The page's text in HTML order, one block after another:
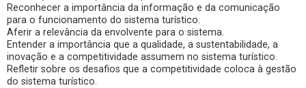
Reconhecer a importância da informação e da comunicação
para o funcionamento do sistema turístico.
Aferir a relevância da envolvente para o sistema.
Entender a importância que a qualidade, a sustentabilidade, a
inovação e a competitividade assumem no sistema turístico.
Refletir sobre os desafios que a competitividade coloca à gestão
do sistema turístico.